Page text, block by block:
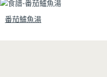
番茄鱸魚湯